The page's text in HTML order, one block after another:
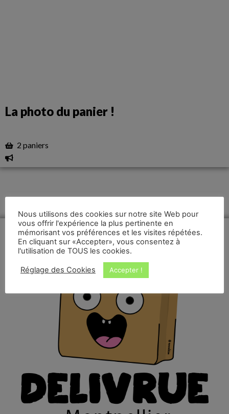
La photo du panier !
2 paniers
Nous utilisons des cookies sur notre site Web pour
vous offrir l'expérience la plus pertinente en
mémorisant vos préférences et les visites répétées.
En cliquant sur «Accepter», vous consentez à
l'utilisation de TOUS les cookies.
Réglage des Cookies Accepter !